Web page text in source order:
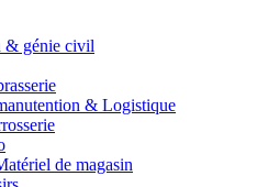
& génie civil
& Logistique
de magasin